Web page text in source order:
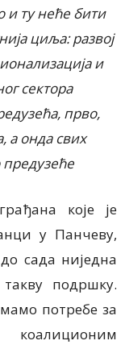
и ту неће бити
циља: развој
и
сектора
прво,
а онда свих
предузеће
које је
у Панчеву,
сада ниједна
подршку.
потребе за